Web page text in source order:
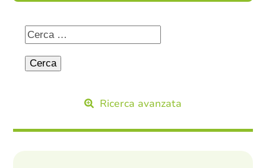
Ricerca avanzata